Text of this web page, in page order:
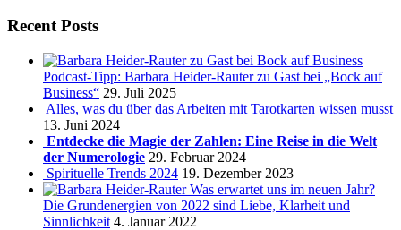
Recent Posts
Podcast-Tipp: Barbara Heider-Rauter zu Gast bei „Bock auf
Business“ 29. Juli 2025
Alles, was du über das Arbeiten mit Tarotkarten wissen musst
13. Juni 2024
Entdecke die Magie der Zahlen: Eine Reise in die Welt
der Numerologie 29. Februar 2024
Spirituelle Trends 2024 19. Dezember 2023
Was erwartet uns im neuen Jahr?
Die Grundenergien von 2022 sind Liebe, Klarheit und
Sinnlichkeit 4. Januar 2022